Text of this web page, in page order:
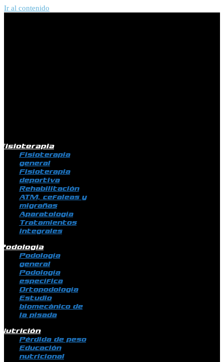
Ir al contenido
Fisioterapia
general
Fisioterapia
deportiva
Rehabilitación
ATM, cefaleas y
migrañas
Aparatología
Tratamientos
integrales
Podología
general
Podología
específica
Ortopodología
Estudio
biomecánico de
la pisada
Pérdida de peso
Educación
nutricional